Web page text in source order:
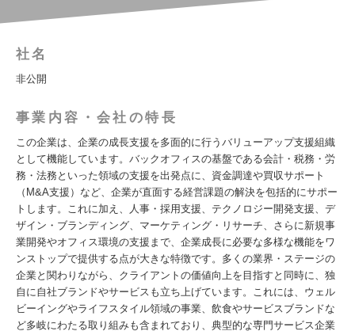
社名
非公開
事業内容・会社の特長
この企業は、企業の成長支援を多面的に行うバリューアップ支援組織
として機能しています。バックオフィスの基盤である会計・税務・労
務・法務といった領域の支援を出発点に、資金調達や買収サポート
（M&A支援）など、企業が直面する経営課題の解決を包括的にサポー
トします。これに加え、人事・採用支援、テクノロジー開発支援、デ
ザイン・ブランディング、マーケティング・リサーチ、さらに新規事
業開発やオフィス環境の支援まで、企業成長に必要な多様な機能をワ
ンストップで提供する点が大きな特徴です。多くの業界・ステージの
企業と関わりながら、クライアントの価値向上を目指すと同時に、独
自に自社ブランドやサービスも立ち上げています。これには、ウェル
ビーイングやライフスタイル領域の事業、飲食やサービスブランドな
ど多岐にわたる取り組みも含まれており、典型的な専門サービス企業